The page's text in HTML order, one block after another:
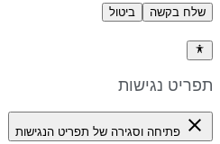
שלח בקשה ביטול
נגישות
close פתיחה וסגירה של תפריט הנגישות